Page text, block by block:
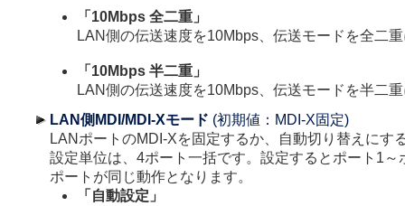
「10Mbps 全二重」
LAN側の伝送速度を10Mbps、伝送モードを全二
「10Mbps 半二重」
LAN側の伝送速度を10Mbps、伝送モードを半二
LAN側MDI/MDI-Xモード (初期値：MDI-X固定)
LANポートのMDI-Xを固定するか、自動切り替えにす
設定単位は、4ポート一括です。設定するとポート1～
ポートが同じ動作となります。
「自動設定」